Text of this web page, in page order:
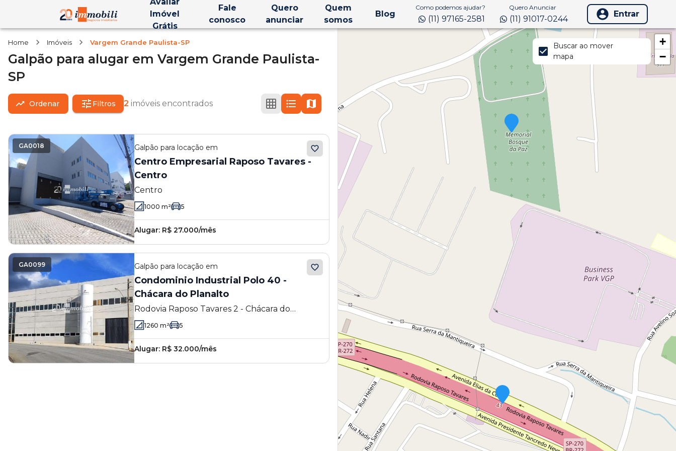
Imóvel
Grátis
Fale
conosco
Quero
anunciar
Quem
somos
Blog
Como podemos ajudar?
(11) 97165-2581
Quero Anunciar
(11) 91017-0244 Entrar
Home Imóveis Vargem Grande Paulista-SP
Galpão para alugar em Vargem Grande Paulista-
SP
Ordenar Filtros 2 imóveis encontrados
GA0018 Galpão para locação em
Centro Empresarial Raposo Tavares -
Centro
Centro
1000 m² 5
Alugar: R$ 27.000/mês
GA0099 Galpão para locação em
Condominio Industrial Polo 40 -
Chácara do Planalto
Rodovia Raposo Tavares 2 - Chácara do
Planalto - Vargem Grande Paulista - SP
1260 m² 5
Alugar: R$ 32.000/mês
+
−
Buscar ao mover
mapa